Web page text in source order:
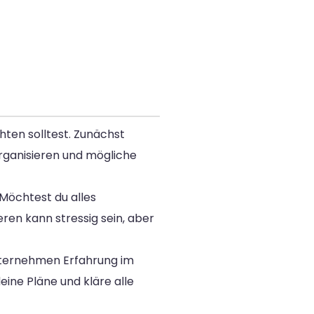
solltest. Zunächst
und mögliche
du alles
kann stressig sein, aber
Erfahrung im
Pläne und kläre alle